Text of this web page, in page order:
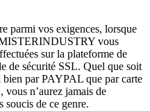
parmi vos exigences, lorsque
MISTERINDUSTRY vous
sur la plateforme de
de sécurité SSL. Quel que soit
bien par PAYPAL que par carte
n’aurez jamais de
soucis de ce genre.